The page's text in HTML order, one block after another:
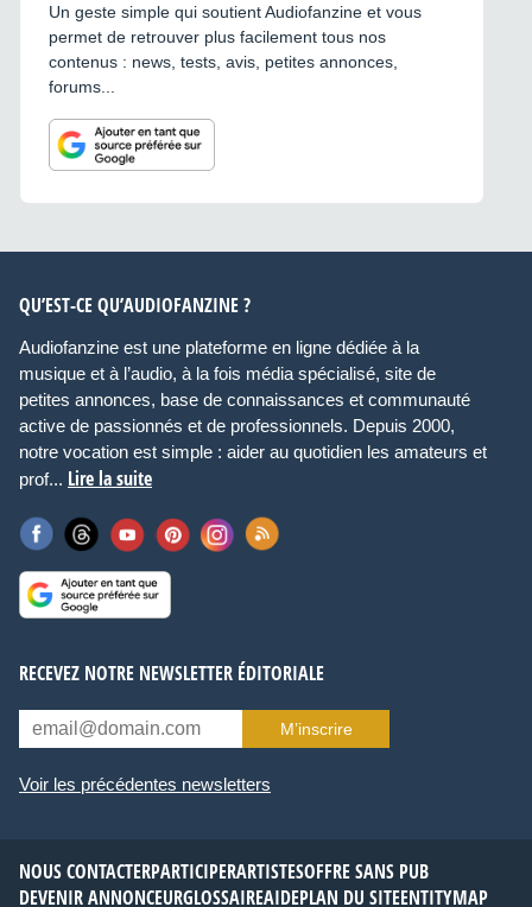
Un geste simple qui soutient Audiofanzine et vous
permet de retrouver plus facilement tous nos
contenus : news, tests, avis, petites annonces,
forums...
QU’EST-CE QU’AUDIOFANZINE ?
Audiofanzine est une plateforme en ligne dédiée à la
musique et à l’audio, à la fois média spécialisé, site de
petites annonces, base de connaissances et communauté
active de passionnés et de professionnels. Depuis 2000,
notre vocation est simple : aider au quotidien les amateurs et
prof... Lire la suite
RECEVEZ NOTRE NEWSLETTER ÉDITORIALE
M’inscrire
Voir les précédentes newsletters
NOUS CONTACTERPARTICIPERARTISTESOFFRE SANS PUB
DEVENIR ANNONCEURGLOSSAIREAIDEPLAN DU SITEENTITYMAP